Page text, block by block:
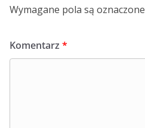
Wymagane pola są oznaczone
Komentarz *